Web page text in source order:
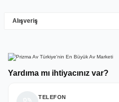
Deneyimini Paylaş
Yardıma mı ihtiyacınız var?
TELEFON
Alışveriş